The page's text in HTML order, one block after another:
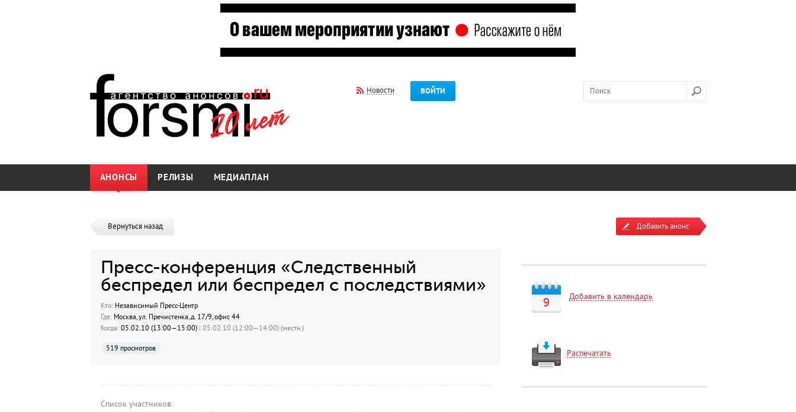
Новости ВОЙТИ
АНОНСЫ РЕЛИЗЫ МЕДИАПЛАН
Вернуться назад
Преcc-конференция «Следственный
беспредел или беспредел с последствиями»
Кто:Независимый Пресс-Центр
Где:Москва, ул. Пречистенка, д. 17/9, офис 44
Когда:05.02.10 (13:00—15:00) | 05.02.10 (12:00—14:00) (местн.)
519 просмотров
Список участников:
Добавить анонс
9 Добавить в календарь
Распечатать